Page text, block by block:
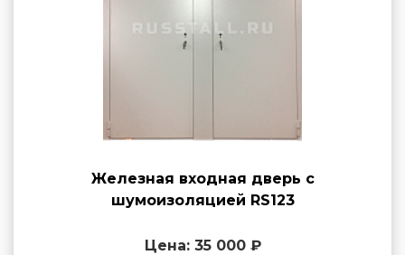
Железная входная дверь с
шумоизоляцией RS123
Цена: 35 000 ₽